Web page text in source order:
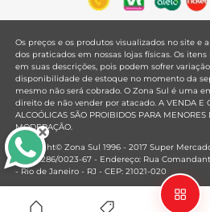
Os preços e os produtos visualizados no site e
dos praticados em nossas lojas físicas. Os
em suas descrições, pois podem sofrer
disponibilidade de estoque no momento da
mesmo não será cobrado. O Zona Sul é uma
direito de não vender por atacado. A VENDA E
ALCOÓLICAS SÃO PROIBIDOS PARA
MODERAÇÃO.
Copyright© Zona Sul 1996 - 2017 Super
33.381.286/0023-67 - Endereço: Rua
- Rio de Janeiro - RJ - CEP: 21021-020
Mantido por